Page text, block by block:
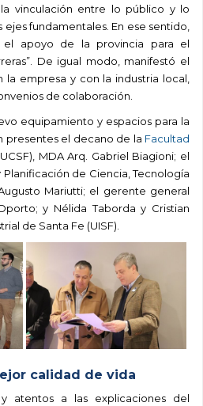
vinculación entre lo público y lo
fundamentales. En ese sentido,
el apoyo de la provincia para el
De igual modo, manifestó el
empresa y con la industria local,
de colaboración.
equipamiento y espacios para la
presentes el decano de la Facultad
MDA Arq. Gabriel Biagioni; el
de Ciencia, Tecnología
Mariutti; el gerente general
y Nélida Taborda y Cristian
de Santa Fe (UISF).
calidad de vida
atentos a las explicaciones del